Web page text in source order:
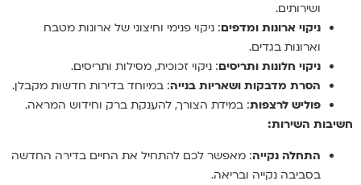
ושירותים.
ניקוי ארונות ומדפים: ניקוי פנימי וחיצוני של ארונות מטבח
וארונות בגדים.
ניקוי חלונות ותריסים: ניקוי זכוכית, מסילות ותריסים.
הסרת מדבקות ושאריות בנייה: במיוחד בדירות חדשות מקבלן.
פוליש לרצפות: במידת הצורך, להענקת ברק וחידוש המראה.
חשיבות השירות:
התחלה נקייה: מאפשר לכם להתחיל את החיים בדירה החדשה
בסביבה נקייה ובריאה.